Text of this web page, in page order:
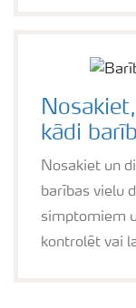
kādi
Nosakiet un
barības vielu
simptomiem
kontrolēt vai